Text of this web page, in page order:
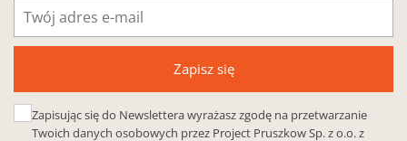
Adres
mail
Zapisz się
Zapisując się do Newslettera wyrażasz zgodę na przetwarzanie
Twoich danych osobowych przez Project Pruszkow Sp. z o.o. z